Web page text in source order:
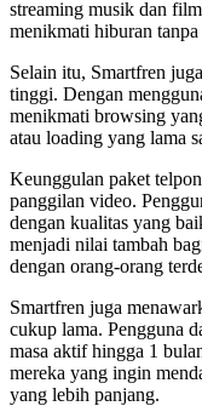
streaming musik dan
menikmati hiburan
Selain itu, Smartfren
tinggi. Dengan
menikmati browsing
atau loading yang lama
Keunggulan paket
panggilan video.
dengan kualitas yang
menjadi nilai tambah
dengan orang-orang
Smartfren juga
cukup lama. Pengguna
masa aktif hingga 1
mereka yang ingin
yang lebih panjang.